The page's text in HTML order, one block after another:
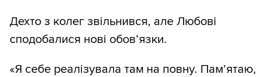
Дехто з колег звільнився, але Любові
сподобалися нові обов’язки.
«Я себе реалізувала там на повну. Пам’ятаю,